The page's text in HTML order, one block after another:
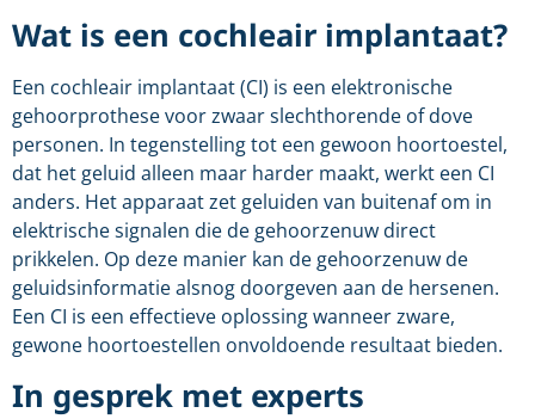
Wat is een cochleair implantaat?
Een cochleair implantaat (CI) is een elektronische
gehoorprothese voor zwaar slechthorende of dove
personen. In tegenstelling tot een gewoon hoortoestel,
dat het geluid alleen maar harder maakt, werkt een CI
anders. Het apparaat zet geluiden van buitenaf om in
elektrische signalen die de gehoorzenuw direct
prikkelen. Op deze manier kan de gehoorzenuw de
geluidsinformatie alsnog doorgeven aan de hersenen.
Een CI is een effectieve oplossing wanneer zware,
gewone hoortoestellen onvoldoende resultaat bieden.
In gesprek met experts